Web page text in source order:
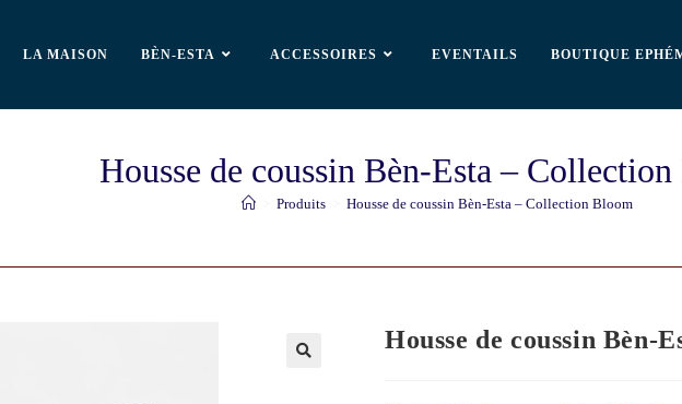
LA MAISON BÈN-ESTA ACCESSOIRES EVENTAILS BOUTIQUE
Housse de coussin Bèn-Esta –
Produits Housse de coussin Bèn-Esta – Collection Bloom
Housse de coussin Bèn-